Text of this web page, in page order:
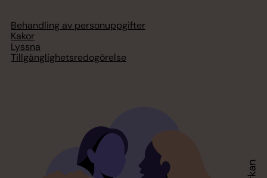
Behandling av personuppgifter
Kakor
Lyssna
Tillgänglighetsredogörelse